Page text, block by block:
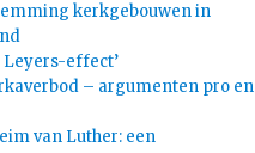
kerkgebouwen in
Leyers-effect’
– argumenten pro en
van Luther: een